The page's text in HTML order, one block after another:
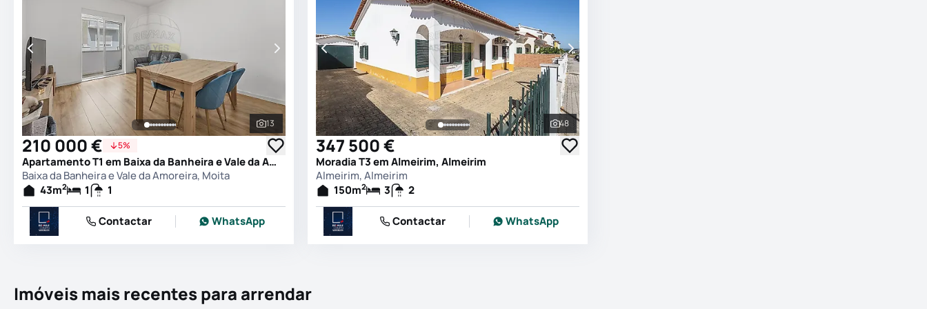
Ver todas as fotografias
13
210 000 € 5%
Apartamento T1 em Baixa da Banheira e Vale da Amoreira, Moita
Baixa da Banheira e Vale da Amoreira, Moita
43m2 1 1
Contactar WhatsApp
Ver todas as fotografias
48
347 500 €
Moradia T3 em Almeirim, Almeirim
Almeirim, Almeirim
150m2 3 2
Contactar WhatsApp
Imóveis mais recentes para arrendar